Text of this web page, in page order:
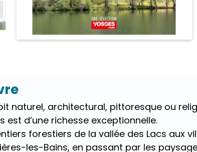
naturel, architectural, pittoresque ou
est d’une richesse exceptionnelle.
forestiers de la vallée des Lacs aux
les-Bains, en passant par les